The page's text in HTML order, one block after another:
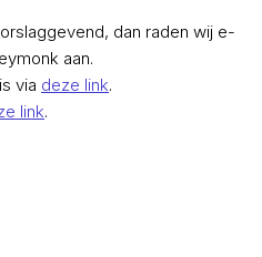
dan raden wij e-
aan.
via deze link.
link.